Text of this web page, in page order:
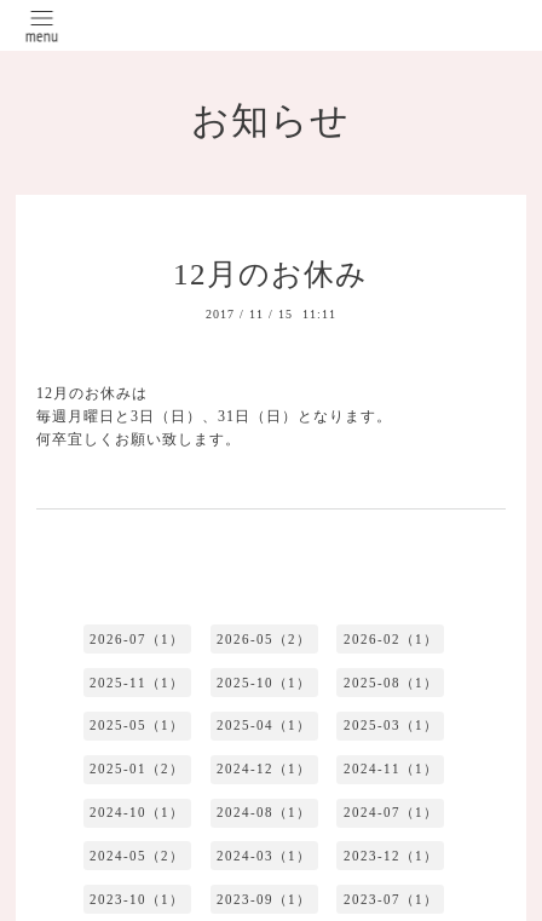
お知らせ
12月のお休み
2017 / 11 / 15 11:11
12月のお休みは
毎週月曜日と3日（日）、31日（日）となります。
何卒宜しくお願い致します。
2026-07（1） 2026-05（2） 2026-02（1）
2025-11（1） 2025-10（1） 2025-08（1）
2025-05（1） 2025-04（1） 2025-03（1）
2025-01（2） 2024-12（1） 2024-11（1）
2024-10（1） 2024-08（1） 2024-07（1）
2024-05（2） 2024-03（1） 2023-12（1）
2023-10（1） 2023-09（1） 2023-07（1）